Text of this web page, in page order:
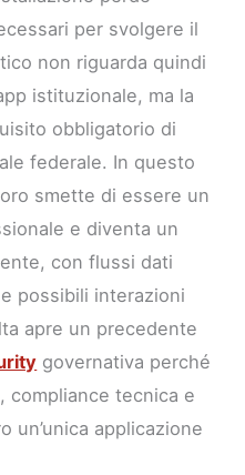
per svolgere il
non riguarda quindi
istituzionale, ma la
obbligatorio di
federale. In questo
smette di essere un
e diventa un
con flussi dati
possibili interazioni
apre un precedente
governativa perché
compliance tecnica e
un’unica applicazione